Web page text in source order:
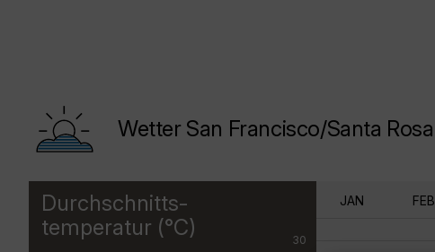
Wetter San Francisco/Santa Rosa
Durchschnitts-
temperatur (°C)
30
JAN FEB